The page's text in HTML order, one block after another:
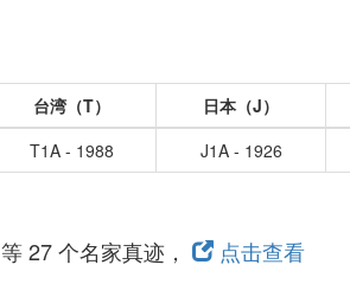
台湾（T）
日本（J）
T1A - 1988 J1A - 1926
等 27 个名家真迹， 点击查看